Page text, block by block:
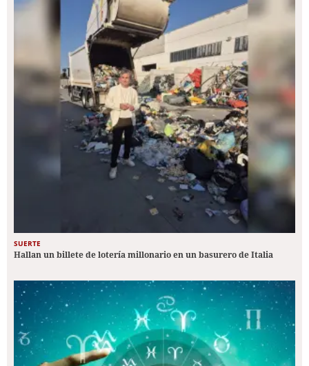
SUERTE
Hallan un billete de lotería millonario en un basurero de Italia